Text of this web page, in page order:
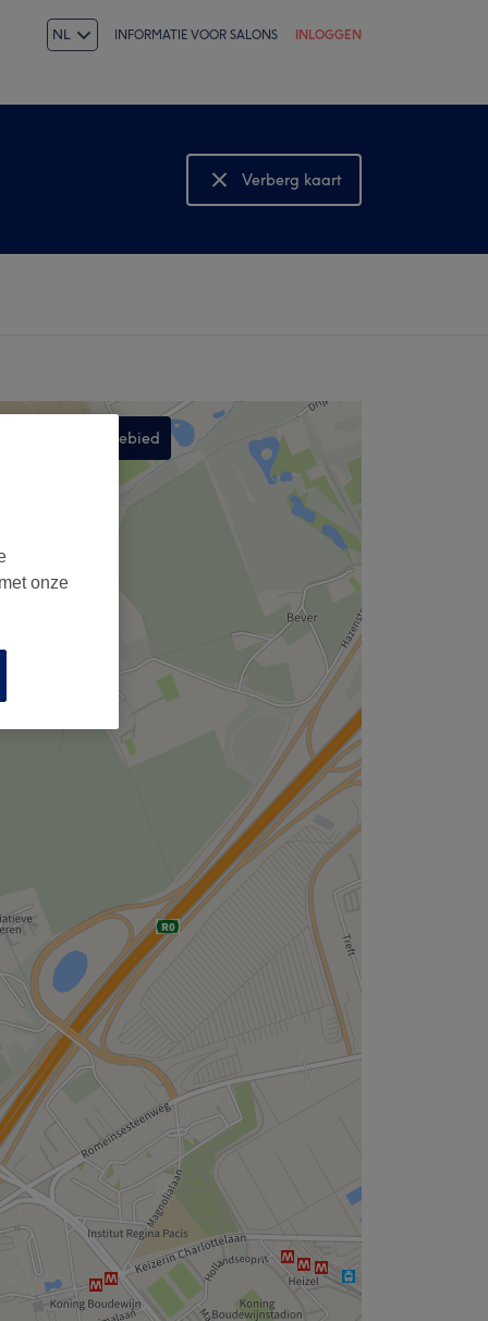
NL INFORMATIE VOOR SALONS INLOGGEN
Verberg kaart
Bekijk kaart
Zoek in dit gebied
onze